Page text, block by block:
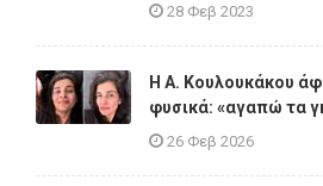
28 Φεβ 2023
Η A. Κουλουκάκου
φυσικά: «αγαπώ τα
26 Φεβ 2026